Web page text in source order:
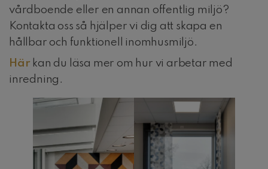
vårdboende eller en annan offentlig miljö?
Kontakta oss så hjälper vi dig att skapa en
hållbar och funktionell inomhusmiljö.
Härkan du läsa mer om hur vi arbetar med
inredning.